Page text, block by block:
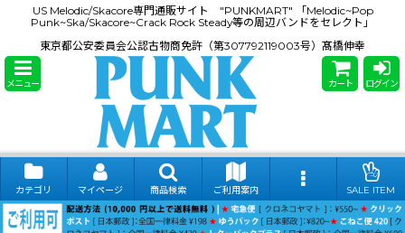
US Melodic/Skacore専門通販サイト "PUNKMART" 「Melodic~Pop
Punk~Ska/Skacore~Crack Rock Steady等の周辺バンドをセレクト」
東京都公安委員会公認古物商免許（第307792119003号）髙橋伸幸
メニュー カート ログイン
カテゴリ マイページ 商品検索 ご利用案内 SALE ITEM